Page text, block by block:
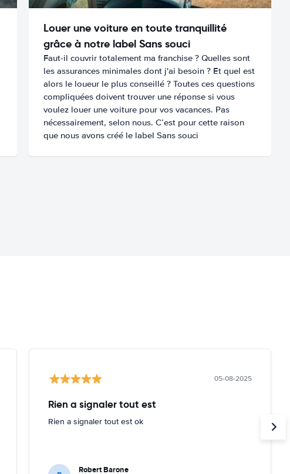
Louer une voiture en toute tranquillité
grâce à notre label Sans souci
Faut-il couvrir totalement ma franchise ? Quelles sont
les assurances minimales dont j'ai besoin ? Et quel est
alors le loueur le plus conseillé ? Toutes ces questions
compliquées doivent trouver une réponse si vous
voulez louer une voiture pour vos vacances. Pas
nécessairement, selon nous. C’est pour cette raison
que nous avons créé le label Sans souci
05-08-2025
Rien a signaler tout est
Rien a signaler tout est ok
Robert Barone